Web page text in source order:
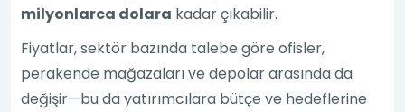
milyonlarca dolara kadar çıkabilir.
Fiyatlar, sektör bazında talebe göre ofisler,
perakende mağazaları ve depolar arasında da
değişir—bu da yatırımcılara bütçe ve hedeflerine